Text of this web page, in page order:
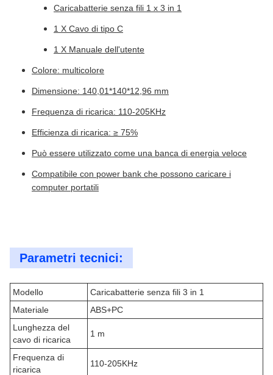
Caricabatterie senza fili 1 x 3 in 1
1 X Cavo di tipo C
1 X Manuale dell'utente
Colore: multicolore
Dimensione: 140,01*140*12,96 mm
Frequenza di ricarica: 110-205KHz
Efficienza di ricarica: ≥ 75%
Può essere utilizzato come una banca di energia veloce
Compatibile con power bank che possono caricare i
computer portatili
Parametri tecnici:
Modello
Caricabatterie senza fili 3 in 1
Materiale
ABS+PC
Lunghezza del
cavo di ricarica
1 m
Frequenza di
ricarica
110-205KHz